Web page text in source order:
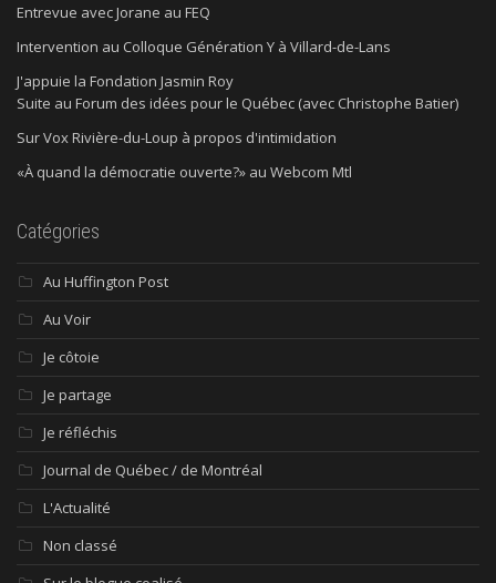
Entrevue avec Jorane au FEQ
Intervention au Colloque Génération Y à Villard-de-Lans
J'appuie la Fondation Jasmin Roy
Suite au Forum des idées pour le Québec (avec Christophe Batier)
Sur Vox Rivière-du-Loup à propos d'intimidation
«À quand la démocratie ouverte?» au Webcom Mtl
Catégories
Au Huffington Post
Au Voir
Je côtoie
Je partage
Je réfléchis
Journal de Québec / de Montréal
L'Actualité
Non classé